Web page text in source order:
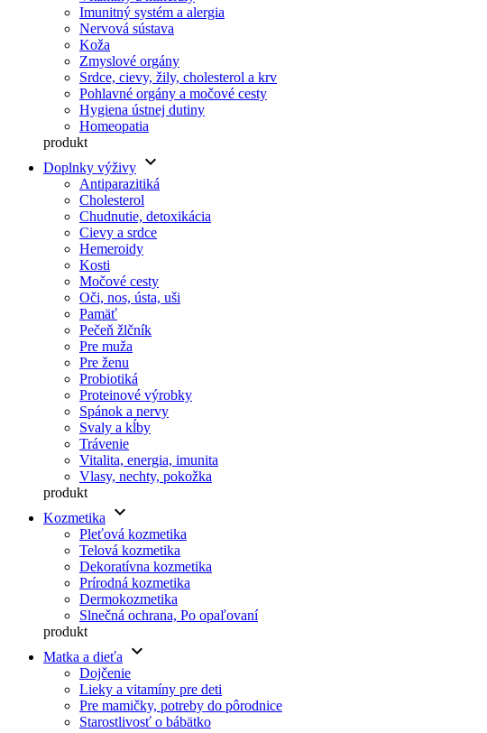
Imunitný systém a alergia
Nervová sústava
Koža
Zmyslové orgány
Srdce, cievy, žily, cholesterol a krv
Pohlavné orgány a močové cesty
Hygiena ústnej dutiny
Homeopatia
produkt
Doplnky výživy keyboard_arrow_down
Antiparazitiká
Cholesterol
Chudnutie, detoxikácia
Cievy a srdce
Hemeroidy
Kosti
Močové cesty
Oči, nos, ústa, uši
Pamäť
Pečeň žlčník
Pre muža
Pre ženu
Probiotiká
Proteinové výrobky
Spánok a nervy
Svaly a kĺby
Trávenie
Vitalita, energia, imunita
Vlasy, nechty, pokožka
produkt
Kozmetika
keyboard_arrow_down
Pleťová kozmetika
Telová kozmetika
Dekoratívna kozmetika
Prírodná kozmetika
Dermokozmetika
Slnečná ochrana, Po opaľovaní
produkt
Matka a dieťa
keyboard_arrow_down
Dojčenie
Lieky a vitamíny pre deti
Pre mamičky, potreby do pôrodnice
Starostlivosť o bábätko